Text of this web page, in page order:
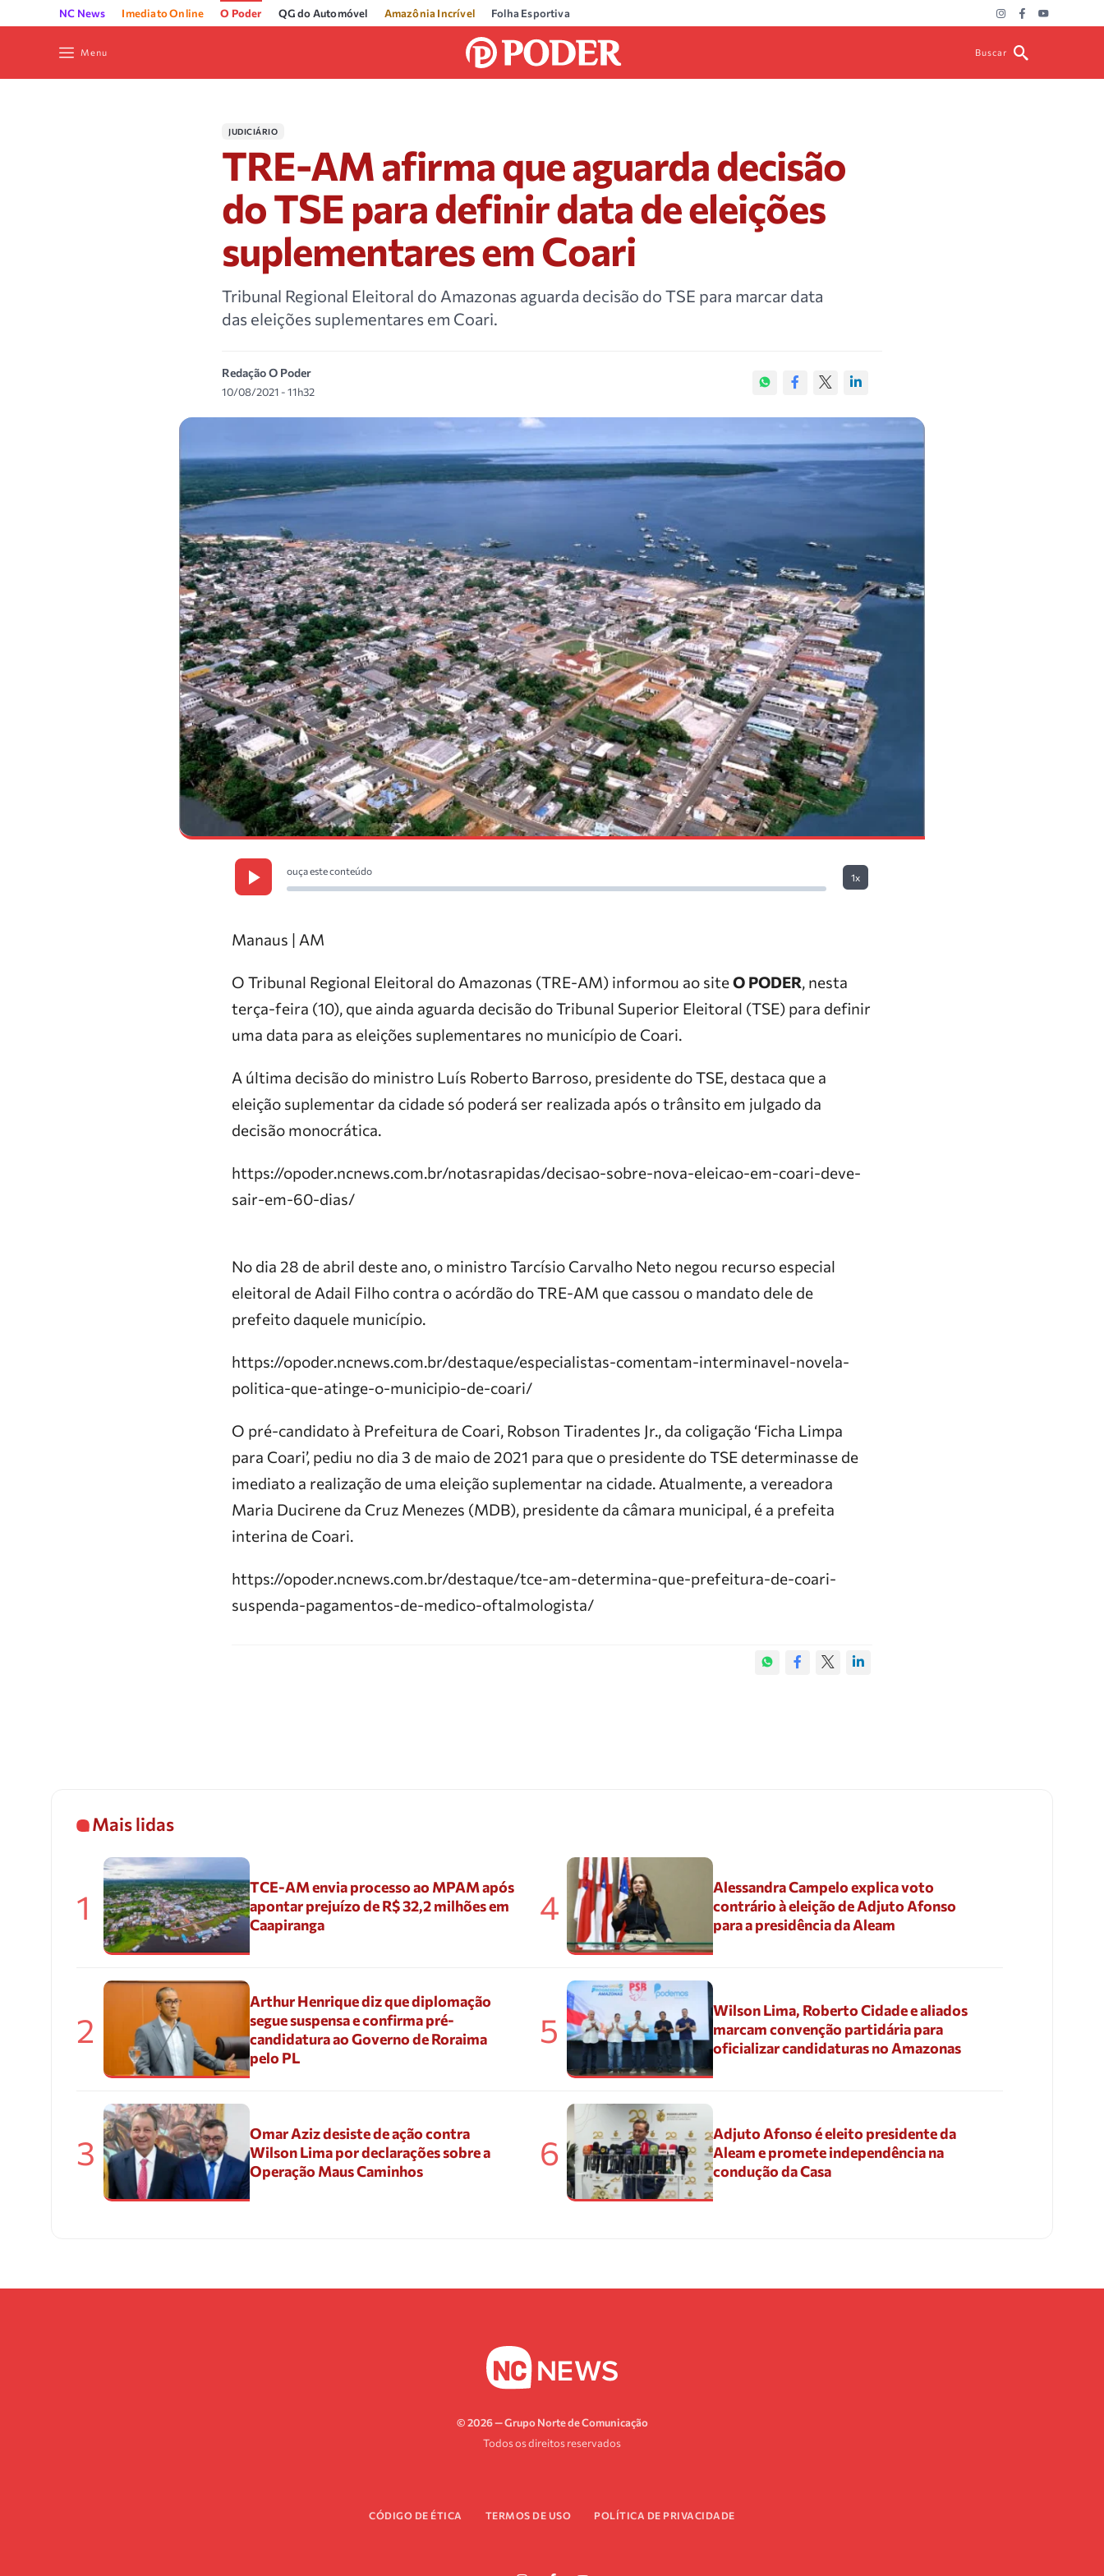
NC News Imediato Online O Poder QG do Automóvel Amazônia Incrível Folha Esportiva
Menu Buscar
JUDICIÁRIO
TRE-AM afirma que aguarda decisão
do TSE para definir data de eleições
suplementares em Coari
Tribunal Regional Eleitoral do Amazonas aguarda decisão do TSE para marcar data
das eleições suplementares em Coari.
Redação O Poder
10/08/2021 - 11h32
ouça este conteúdo
1x
Manaus | AM
O Tribunal Regional Eleitoral do Amazonas (TRE-AM) informou ao siteO PODER, nesta
terça-feira (10), que ainda aguarda decisão do Tribunal Superior Eleitoral (TSE) para definir
uma data para as eleições suplementares no município de Coari.
A última decisão do ministro Luís Roberto Barroso, presidente do TSE, destaca que a
eleição suplementar da cidade só poderá ser realizada após o trânsito em julgado da
decisão monocrática.
https://opoder.ncnews.com.br/notasrapidas/decisao-sobre-nova-eleicao-em-coari-deve-
sair-em-60-dias/
No dia 28 de abril deste ano, o ministro Tarcísio Carvalho Neto negou recurso especial
eleitoral de Adail Filho contra o acórdão do TRE-AM que cassou o mandato dele de
prefeito daquele município.
https://opoder.ncnews.com.br/destaque/especialistas-comentam-interminavel-novela-
politica-que-atinge-o-municipio-de-coari/
O pré-candidato à Prefeitura de Coari, Robson Tiradentes Jr., da coligação ‘Ficha Limpa
para Coari’, pediu no dia 3 de maio de 2021 para que o presidente do TSE determinasse de
imediato a realização de uma eleição suplementar na cidade. Atualmente, a vereadora
Maria Ducirene da Cruz Menezes (MDB), presidente da câmara municipal, é a prefeita
interina de Coari.
https://opoder.ncnews.com.br/destaque/tce-am-determina-que-prefeitura-de-coari-
suspenda-pagamentos-de-medico-oftalmologista/
Mais lidas
1
TCE-AM envia processo ao MPAM após
apontar prejuízo de R$ 32,2 milhões em
Caapiranga
2
Arthur Henrique diz que diplomação
segue suspensa e confirma pré-
candidatura ao Governo de Roraima
pelo PL
3
Omar Aziz desiste de ação contra
Wilson Lima por declarações sobre a
Operação Maus Caminhos
4
Alessandra Campelo explica voto
contrário à eleição de Adjuto Afonso
para a presidência da Aleam
5
Wilson Lima, Roberto Cidade e aliados
marcam convenção partidária para
oficializar candidaturas no Amazonas
6
Adjuto Afonso é eleito presidente da
Aleam e promete independência na
condução da Casa
© 2026 — Grupo Norte de Comunicação
Todos os direitos reservados
CÓDIGO DE ÉTICA TERMOS DE USO POLÍTICA DE PRIVACIDADE